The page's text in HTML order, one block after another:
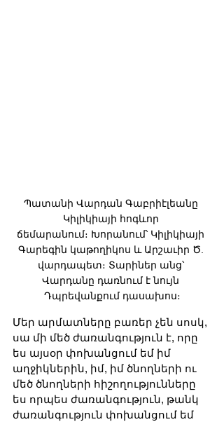
Պատանի Վարդան Գաբրիէլեանը
Կիլիկիայի հոգևոր
ճեմարանում։ Խորանում՝ Կիլիկիայի
Գարեգին կաթողիկոս և Արշաւիր Ծ.
վարդապետ։ Տարիներ անց՝
Վարդանը դառնում է նույն
Դպրեվանքում դասախոս։
Մեր արմատները բառեր չեն սոսկ,
սա մի մեծ ժառանգություն է, որը
ես այսօր փոխանցում եմ իմ
աղջիկներին, իմ, իմ ծնողների ու
մեծ ծնողների հիշողությունները
ես որպես ժառանգություն, թանկ
ժառանգություն փոխանցում եմ